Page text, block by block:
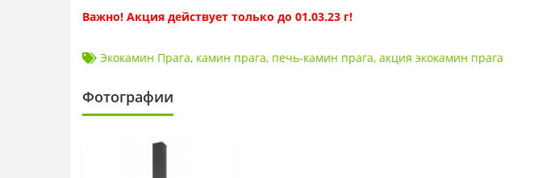
Важно! Акция действует только до 01.03.23 г!
Экокамин Прага, камин прага, печь-камин прага, акция экокамин прага
Фотографии